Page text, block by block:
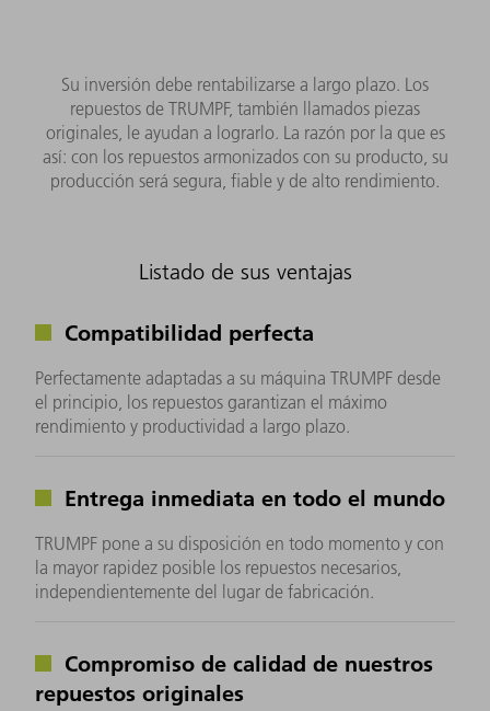
Su inversión debe rentabilizarse a largo plazo. Los
repuestos de TRUMPF, también llamados piezas
originales, le ayudan a lograrlo. La razón por la que es
así: con los repuestos armonizados con su producto, su
producción será segura, fiable y de alto rendimiento.
Listado de sus ventajas
Compatibilidad perfecta
Perfectamente adaptadas a su máquina TRUMPF desde
el principio, los repuestos garantizan el máximo
rendimiento y productividad a largo plazo.
Entrega inmediata en todo el mundo
TRUMPF pone a su disposición en todo momento y con
la mayor rapidez posible los repuestos necesarios,
independientemente del lugar de fabricación.
Compromiso de calidad de nuestros
repuestos originales